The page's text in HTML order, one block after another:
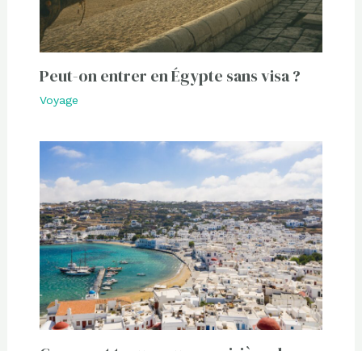
Peut-on entrer en Égypte sans visa ?
Voyage